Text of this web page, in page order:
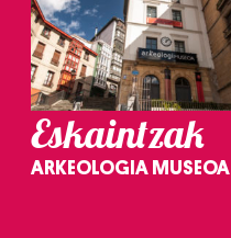
Eskaintzak
ARKEOLOGIA MUSEOA